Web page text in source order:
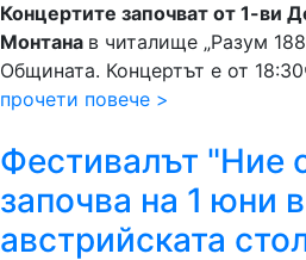
Концертите започват от 1-ви
Монтана в читалище „Разум
Общината. Концертът е от
прочети повече >
Фестивалът "Ние
започва на 1 юни в
австрийската